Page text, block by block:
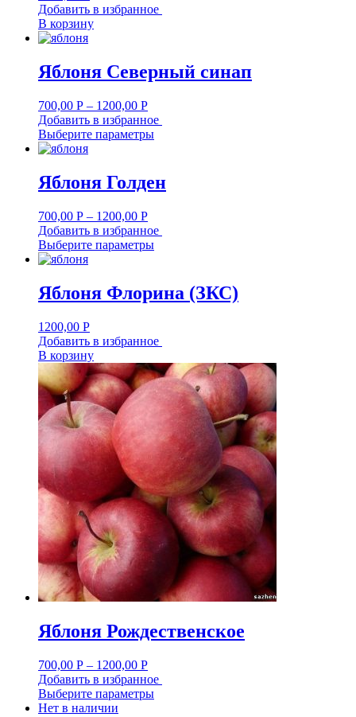
Добавить в избранное
В корзину
Яблоня Северный синап
700,00 Р – 1200,00 Р
Добавить в избранное
Выберите параметры
Яблоня Голден
700,00 Р – 1200,00 Р
Добавить в избранное
Выберите параметры
Яблоня Флорина (ЗКС)
1200,00 Р
Добавить в избранное
В корзину
Яблоня Рождественское
700,00 Р – 1200,00 Р
Добавить в избранное
Выберите параметры
Нет в наличии